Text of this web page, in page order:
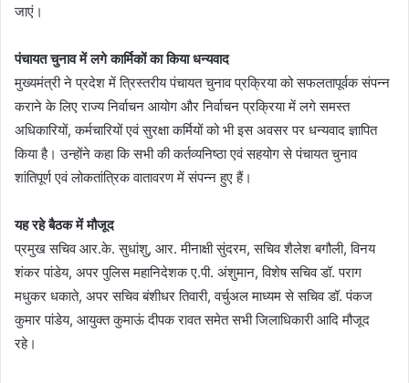
जाएं।
पंचायत चुनाव में लगे कार्मिकों का किया धन्यवाद
मुख्यमंत्री ने प्रदेश में त्रिस्तरीय पंचायत चुनाव प्रक्रिया को सफलतापूर्वक संपन्न
कराने के लिए राज्य निर्वाचन आयोग और निर्वाचन प्रक्रिया में लगे समस्त
अधिकारियों, कर्मचारियों एवं सुरक्षा कर्मियों को भी इस अवसर पर धन्यवाद ज्ञापित
किया है। उन्होंने कहा कि सभी की कर्तव्यनिष्ठा एवं सहयोग से पंचायत चुनाव
शांतिपूर्ण एवं लोकतांत्रिक वातावरण में संपन्न हुए हैं।
यह रहे बैठक में मौजूद
प्रमुख सचिव आर.के. सुधांशु, आर. मीनाक्षी सुंदरम, सचिव शैलेश बगौली, विनय
शंकर पांडेय, अपर पुलिस महानिदेशक ए.पी. अंशुमान, विशेष सचिव डॉ. पराग
मधुकर धकाते, अपर सचिव बंशीधर तिवारी, वर्चुअल माध्यम से सचिव डॉ. पंकज
कुमार पांडेय, आयुक्त कुमाऊं दीपक रावत समेत सभी जिलाधिकारी आदि मौजूद
रहे।